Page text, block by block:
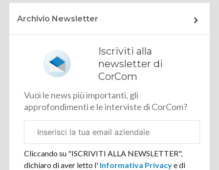
Archivio Newsletter
Iscriviti alla
newsletter di
CorCom
Vuoi le news più importanti, gli
approfondimenti e le interviste di CorCom?
aziendale
Cliccando su "ISCRIVITI ALLA NEWSLETTER",
dichiaro di aver letto l' Informativa Privacye di